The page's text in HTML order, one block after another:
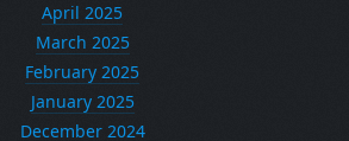
April 2025
March 2025
February 2025
January 2025
December 2024